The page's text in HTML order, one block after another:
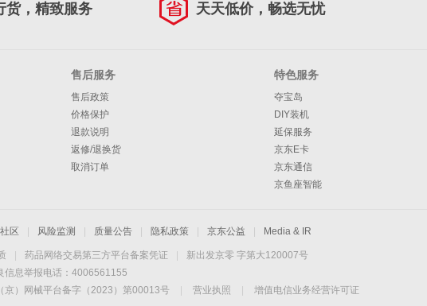
货，精致服务 天天低价，畅选无忧
售后服务
售后政策
价格保护
退款说明
返修/退换货
取消订单
特色服务
夺宝岛
DIY装机
延保服务
京东E卡
京东通信
京鱼座智能
区 风险监测 质量公告 隐私政策 京东公益 Media & IR
药品网络交易第三方平台备案凭证
新出发京零 字第大120007号
信息举报电话：4006561155
京）网械平台备字（2023）第00013号 营业执照
增值电信业务经营许可证